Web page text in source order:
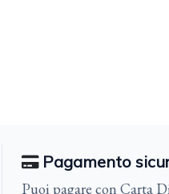
Pagamento
Puoi pagare con Carta